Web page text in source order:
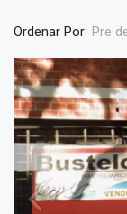
Ordenar Por: Pre